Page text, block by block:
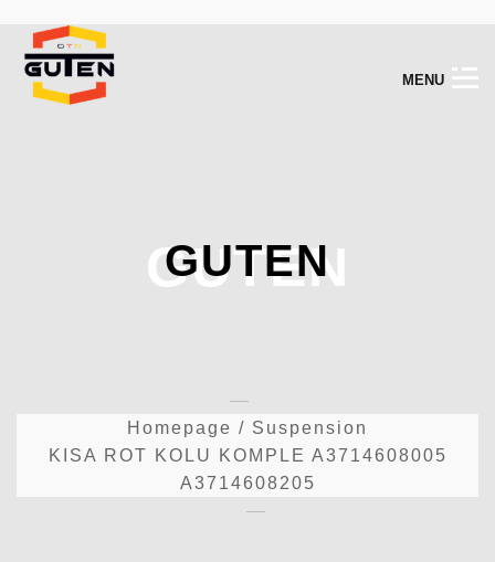
M ENU
GUTEN
GUTEN
Homepage / Suspension
KISA ROT KOLU KOMPLE A3714608005
A3714608205